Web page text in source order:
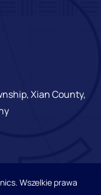
Xian County,
Wszelkie prawa